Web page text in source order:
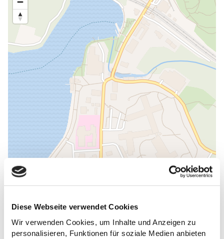
Diese Webseite verwendet Cookies
Wir verwenden Cookies, um Inhalte und Anzeigen zu
personalisieren, Funktionen für soziale Medien anbieten